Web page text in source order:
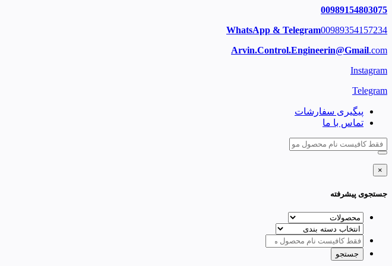
00989154803075
WhatsApp & Telegram00989354157234
Arvin.Control.Engineerin@Gmail.com
Instagram
Telegram
پیگیری سفارشات
تماس با ما
×
جستجوی پیشرفته